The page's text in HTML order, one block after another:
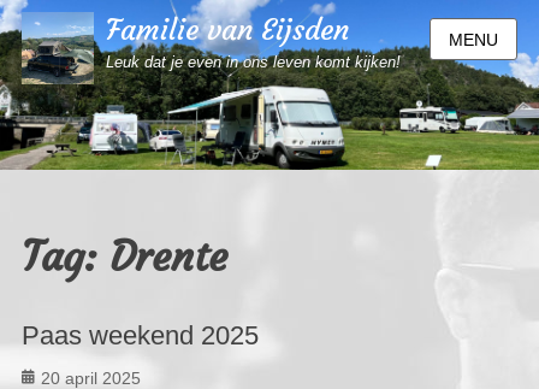
Familie van Eijsden
Leuk dat je even in ons leven komt kijken!
MENU
Tag: Drente
Paas weekend 2025
Geplaatst
20 april 2025